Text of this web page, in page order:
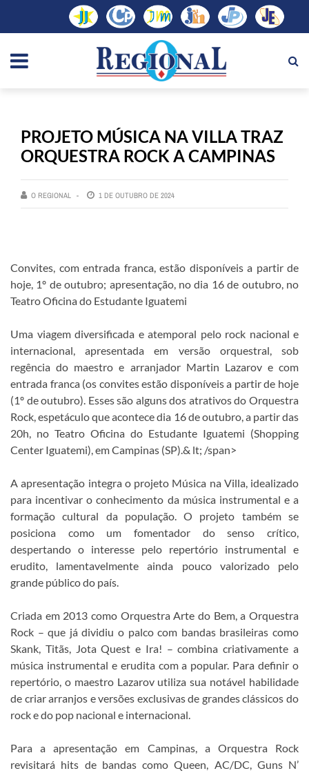
PROJETO MÚSICA NA VILLA TRAZ
ORQUESTRA ROCK A CAMPINAS
O REGIONAL 1 DE OUTUBRO DE 2024
Convites, com entrada franca, estão disponíveis a partir de
hoje, 1º de outubro; apresentação, no dia 16 de outubro, no
Teatro Oficina do Estudante Iguatemi
Uma viagem diversificada e atemporal pelo rock nacional e
internacional, apresentada em versão orquestral, sob
regência do maestro e arranjador Martin Lazarov e com
entrada franca (os convites estão disponíveis a partir de hoje
(1º de outubro). Esses são alguns dos atrativos do Orquestra
Rock, espetáculo que acontece dia 16 de outubro, a partir das
20h, no Teatro Oficina do Estudante Iguatemi (Shopping
Center Iguatemi), em Campinas (SP).& lt; /span>
A apresentação integra o projeto Música na Villa, idealizado
para incentivar o conhecimento da música instrumental e a
formação cultural da população. O projeto também se
posiciona como um fomentador do senso crítico,
despertando o interesse pelo repertório instrumental e
erudito, lamentavelmente ainda pouco valorizado pelo
grande público do país.
Criada em 2013 como Orquestra Arte do Bem, a Orquestra
Rock – que já dividiu o palco com bandas brasileiras como
Skank, Titãs, Jota Quest e Ira! – combina criativamente a
música instrumental e erudita com a popular. Para definir o
repertório, o maestro Lazarov utiliza sua notável habilidade
de criar arranjos e versões exclusivas de grandes clássicos do
rock e do pop nacional e internacional.
Para a apresentação em Campinas, a Orquestra Rock
revisitará hits de bandas como Queen, AC/DC, Guns N’